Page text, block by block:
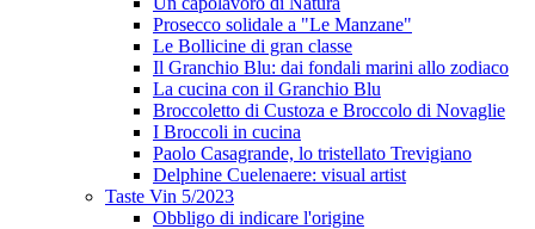
Prosecco solidale a "Le Manzane"
Le Bollicine di gran classe
Il Granchio Blu: dai fondali marini allo zodiaco
La cucina con il Granchio Blu
Broccoletto di Custoza e Broccolo di Novaglie
I Broccoli in cucina
Paolo Casagrande, lo tristellato Trevigiano
Delphine Cuelenaere: visual artist
Taste Vin 5/2023
Obbligo di indicare l'origine